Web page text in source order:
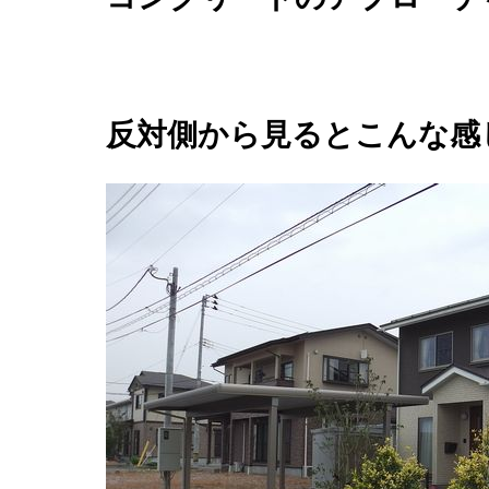
反対側から見るとこんな